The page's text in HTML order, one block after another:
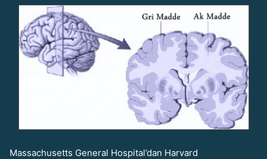
m
e
k
Massachusetts General Hospital’dan Harvard